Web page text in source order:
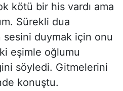
kötü bir his vardı ama
Sürekli dua
duymak için onu
eşimle oğlumu
söyledi. Gitmelerini
konuştu.